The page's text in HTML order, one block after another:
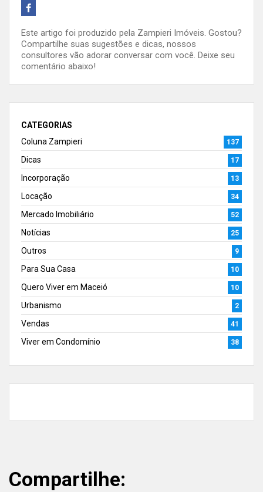
Este artigo foi produzido pela Zampieri Imóveis. Gostou?
Compartilhe suas sugestões e dicas, nossos
consultores vão adorar conversar com você. Deixe seu
comentário abaixo!
CATEGORIAS
Coluna Zampieri
137
Dicas 17
Incorporação 13
Locação 34
Mercado Imobiliário 52
Notícias 25
Outros 9
Para Sua Casa 10
Quero Viver em Maceió 10
Urbanismo 2
Vendas 41
Viver em Condomínio 38
Compartilhe: